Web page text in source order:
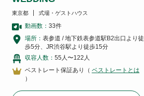
東京都 式場・ゲストハウス
動画数： 33件
場所： 表参道 / 地下鉄表参道駅B2出口より徒
歩5分、JR渋谷駅より徒歩15分
収容人数： 55人〜122人
ベストレート保証あり（ ベストレートとは
）